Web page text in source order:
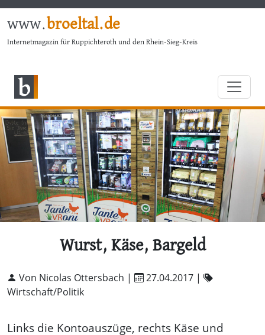
www.broeltal.de
Internetmagazin für Ruppichteroth und den Rhein-Sieg-Kreis
Wurst, Käse, Bargeld
Von Nicolas Ottersbach | 27.04.2017 |
Wirtschaft/Politik
Links die Kontoauszüge, rechts Käse und